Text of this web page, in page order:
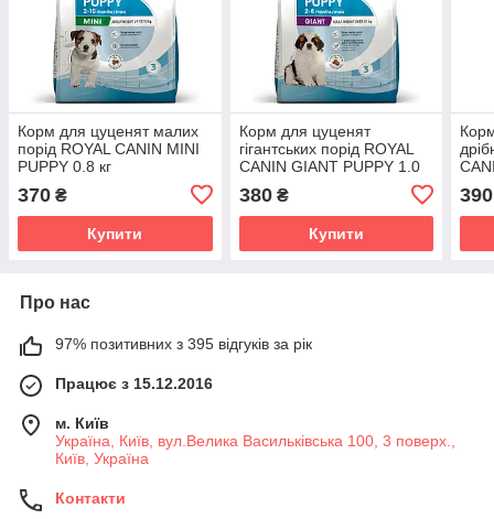
Корм для цуценят малих
порід ROYAL CANIN MINI
PUPPY 0.8 кг
370 ₴
Купити
Корм для цуценят
гігантських порід ROYAL
CANIN GIANT PUPPY 1.0
380₴
Купити
390
Про нас
97% позитивних з 395 відгуків за рік
Працює з 15.12.2016
м. Київ
Україна, Київ, вул.Велика Васильківська 100, 3 поверх.,
Київ, Україна
Контакти